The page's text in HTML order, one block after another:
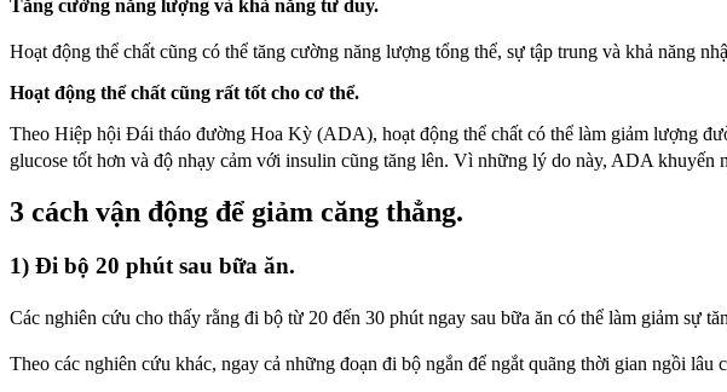
Tăng cường năng lượng và khả năng tư duy.
Hoạt động thể chất cũng có thể tăng cường năng lượng tổng thể, sự tập trung và khả năng
Hoạt động thể chất cũng rất tốt cho cơ thể.
Theo Hiệp hội Đái tháo đường Hoa Kỳ (ADA), hoạt động thể chất có thể làm giảm lượng
glucose tốt hơn và độ nhạy cảm với insulin cũng tăng lên. Vì những lý do này, ADA
3 cách vận động để giảm căng thẳng.
1) Đi bộ 20 phút sau bữa ăn.
Các nghiên cứu cho thấy rằng đi bộ từ 20 đến 30 phút ngay sau bữa ăn có thể làm giảm sự
Theo các nghiên cứu khác, ngay cả những đoạn đi bộ ngắn để ngắt quãng thời gian ngồi lâu